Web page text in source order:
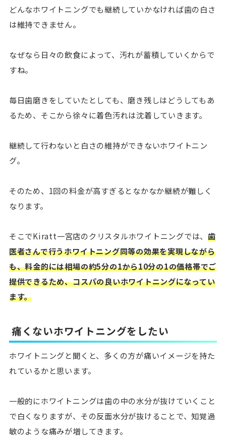
どんなホワイトニングでも継続していかなければ歯の白さ
は維持できません。
なぜなら日々の飲食によって、汚れが蓄積していくからで
すね。
毎日歯磨きをしていたとしても、磨き残しはどうしてもあ
るため、そこから徐々に着色汚れは沈着していきます。
継続して行わないと白さの維持ができないホワイトニン
グ。
そのため、1回の料金が高すぎるとなかなか継続が難しく
なります。
そこでKiratt一宮店のクリスタルホワイトニングでは、歯
医者さんで行うホワイトニング同等の効果を実現しながら
も、料金的には相場の約5分の1から10分の1の価格帯でご
提供できるため、コスパの良いホワイトニングになってい
ます。
痛くないホワイトニングをしたい
ホワイトニングと聞くと、多くの方が痛いイメージを持た
れているかと思います。
一般的にホワイトニングは歯の中の水分が抜けていくこと
で白くなりますが、その反面水分が抜けることで、知覚過
敏のような痛みが増してきます。